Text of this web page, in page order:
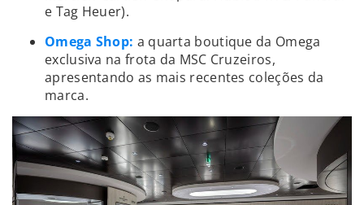
e Tag Heuer).
Omega Shop: a quarta boutique da Omega
exclusiva na frota da MSC Cruzeiros,
apresentando as mais recentes coleções da
marca.